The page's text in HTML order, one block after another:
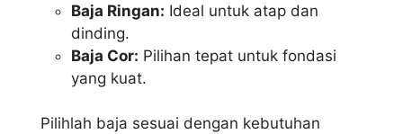
Baja Ringan: Ideal untuk atap dan
dinding.
Baja Cor: Pilihan tepat untuk fondasi
yang kuat.
Pilihlah baja sesuai dengan kebutuhan